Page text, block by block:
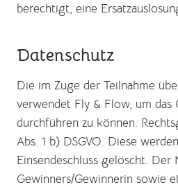
berechtigt, eine
Datenschutz
Die im Zuge der Teilnahme
verwendet Fly & Flow, um das
durchführen zu können.
Abs. 1 b) DSGVO. Diese
Einsendeschluss gelöscht. Der
Gewinners/Gewinnerin sowie